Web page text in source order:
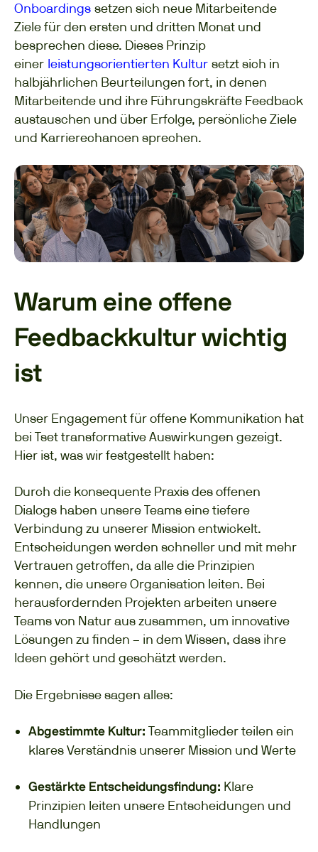
Onboardings setzen sich neue Mitarbeitende
Ziele für den ersten und dritten Monat und
besprechen diese. Dieses Prinzip
einer leistungsorientierten Kultur setzt sich in
halbjährlichen Beurteilungen fort, in denen
Mitarbeitende und ihre Führungskräfte Feedback
austauschen und über Erfolge, persönliche Ziele
und Karrierechancen sprechen.
Warum eine offene
Feedbackkultur wichtig
ist
Unser Engagement für offene Kommunikation hat
bei Tset transformative Auswirkungen gezeigt.
Hier ist, was wir festgestellt haben:
Durch die konsequente Praxis des offenen
Dialogs haben unsere Teams eine tiefere
Verbindung zu unserer Mission entwickelt.
Entscheidungen werden schneller und mit mehr
Vertrauen getroffen, da alle die Prinzipien
kennen, die unsere Organisation leiten. Bei
herausfordernden Projekten arbeiten unsere
Teams von Natur aus zusammen, um innovative
Lösungen zu finden – in dem Wissen, dass ihre
Ideen gehört und geschätzt werden.
Die Ergebnisse sagen alles:
Abgestimmte Kultur: Teammitglieder teilen ein
klares Verständnis unserer Mission und Werte
Gestärkte Entscheidungsfindung: Klare
Prinzipien leiten unsere Entscheidungen und
Handlungen